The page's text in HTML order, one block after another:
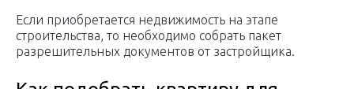
Если приобретается недвижимость на этапе
строительства, то необходимо собрать пакет
разрешительных документов от застройщика.